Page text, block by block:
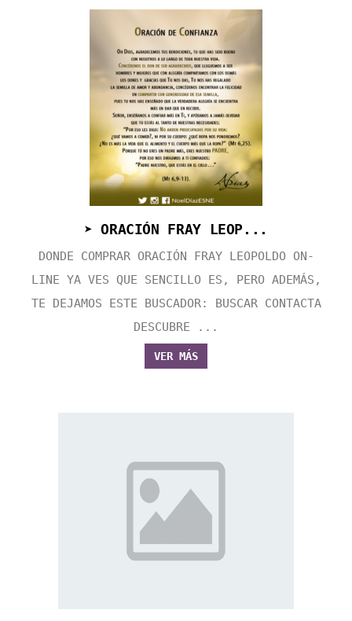
➤ ORACIÓN FRAY LEOP...
DONDE COMPRAR ORACIÓN FRAY LEOPOLDO ON-
LINE YA VES QUE SENCILLO ES, PERO ADEMÁS,
TE DEJAMOS ESTE BUSCADOR: BUSCAR CONTACTA
DESCUBRE ...
VER MÁS